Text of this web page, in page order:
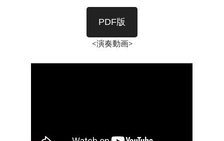
PDF版
<演奏動画>